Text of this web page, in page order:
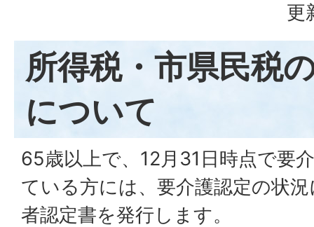
更
所得税・市県民税
について
65歳以上で、12月31日時点で要
ている方には、要介護認定の状
者認定書を発行します。